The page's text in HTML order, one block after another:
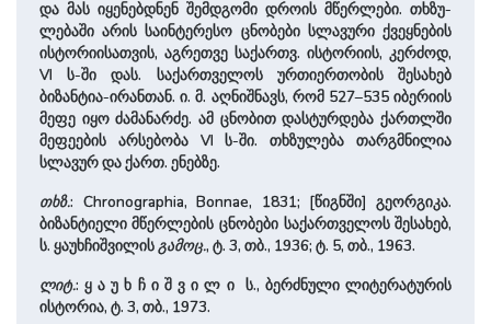
და მას იყე­ნებდნენ შემდგომი დროის მწერ­ლები. თხზუ­
ლებაში არის საინტერესო ცნობები სლავური ქვეყნების
ისტორიისათვის, აგრეთვე სა­ქართვ. ისტორიის, კერძოდ,
VI ს-ში დას. სა­ქარ­თველოს ურთიერთობის შე­სა­ხებ
ბიზანტია-ირანთან. ი. მ. აღნიშნავს, რომ 527–535 იბერიის
მეფე იყო ძამანარძე. ამ ცნობით დასტურდება ქართლში
მეფეების არსებობა VI ს-ში. თხზუ­ლე­ბა თარგმნილია
სლავურ და ქართ. ენებზე.
თხზ.: Chronographia, Bonnae, 1831; [წიგნში] გეორგიკა.
ბიზანტიელი მწერლების ცნობები სა­ქარ­თვე­ლოს შე­სა­ხებ,
ს. ყაუხჩი­შვი­ლისგამოც., ტ. 3, თბ., 1936; ტ. 5, თბ., 1963.
ლიტ.: ყ ა უ ხ ჩ ი ­შ ვ ი ­ლ ი ს., ბერძნული ლი­ტე­რა­ტუ­რის
ისტორია, ტ. 3, თბ., 1973.